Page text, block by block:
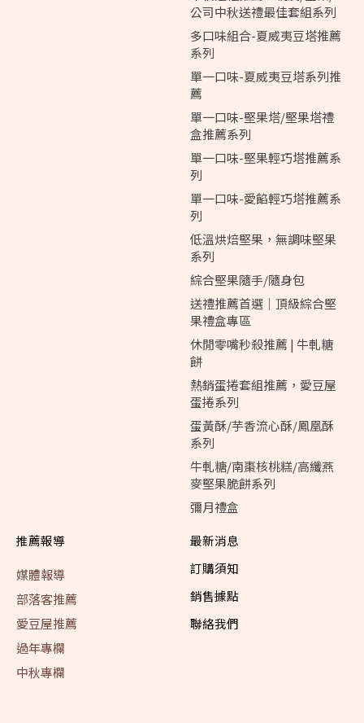
公司中秋送禮最佳套組系列
多口味組合-夏威夷豆塔推薦
系列
單一口味-夏威夷豆塔系列推
薦
單一口味-堅果塔/堅果塔禮
盒推薦系列
單一口味-堅果輕巧塔推薦系
列
單一口味-愛餡輕巧塔推薦系
列
低溫烘焙堅果，無調味堅果
系列
綜合堅果隨手/隨身包
送禮推薦首選｜頂級綜合堅
果禮盒專區
休閒零嘴秒殺推薦 | 牛軋糖
餅
熱銷蛋捲套組推薦，愛豆屋
蛋捲系列
蛋黃酥/芋香流心酥/鳳凰酥
系列
牛軋糖/南棗核桃糕/高纖燕
麥堅果脆餅系列
彌月禮盒
推薦報導
媒體報導
部落客推薦
愛豆屋推薦
過年專欄
中秋專欄
最新消息
訂購須知
銷售據點
聯絡我們